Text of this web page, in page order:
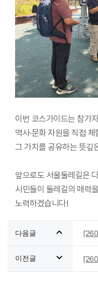
이번 코스가이드는 참가
역사·문화 자원을 직접 체
그 가치를 공유하는 뜻깊
앞으로도 서울둘레길은
시민들이 둘레길의 매력
노력하겠습니다!
다음글
이전글